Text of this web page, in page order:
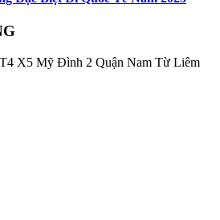
X5 Mỹ Đình 2 Quận Nam Từ Liêm